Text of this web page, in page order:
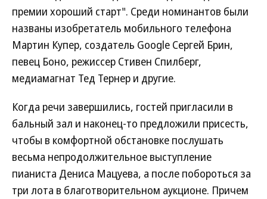
премии хороший старт". Среди номинантов были
названы изобретатель мобильного телефона
Мартин Купер, создатель Google Сергей Брин,
певец Боно, режиссер Стивен Спилберг,
медиамагнат Тед Тернер и другие.
Когда речи завершились, гостей пригласили в
бальный зал и наконец-то предложили присесть,
чтобы в комфортной обстановке послушать
весьма непродолжительное выступление
пианиста Дениса Мацуева, а после побороться за
три лота в благотворительном аукционе. Причем